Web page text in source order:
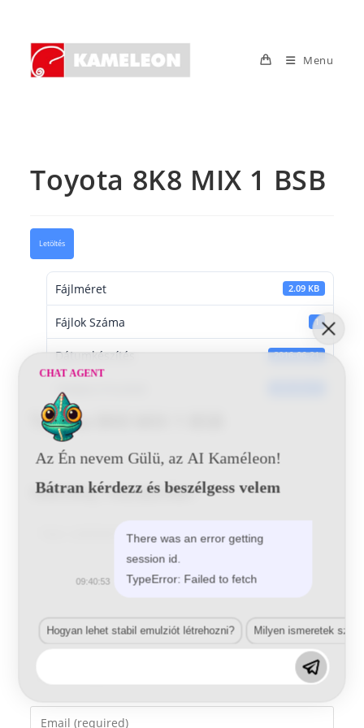
content
Menu
Toyota 8K8 MIX 1 BSB
Letöltés
Fájlméret 2.09 KB
Fájlok Száma 1
Dátumkészítés 2016-06-21
Utoljára frissített
Toyota 8K8 MIX 1 BSB
Vélemény, hozzászólás?
your
name
Enter
CHAT AGENT
Az Én nevem Gülü, az AI Kaméleon!
Bátran kérdezz és beszélgess velem
There was an error getting
session id.
TypeError: Failed to fetch
09:40:53
Hogyan lehet stabil emulziót létrehozni? Milyen ismeretek